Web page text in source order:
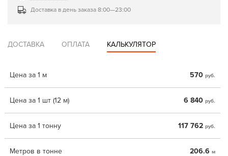
Доставка в день заказа 8:00—23:00
ДОСТАВКА ОПЛАТА КАЛЬКУЛЯТОР
Цена за 1 м 570 руб.
Цена за 1 шт (12 м) 6 840 руб.
Цена за 1 тонну 117 762 руб.
Метров в тонне 206.6 м